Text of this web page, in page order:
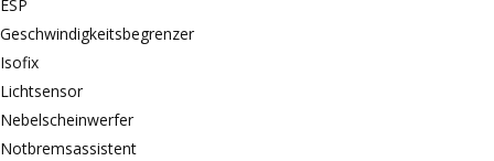
ESP
Geschwindigkeitsbegrenzer
Isofix
Lichtsensor
Nebelscheinwerfer
Notbremsassistent